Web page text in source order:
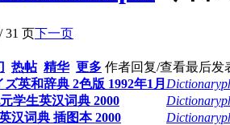
/ 31 页下一页
热帖 精华 更多 作者回复/查看最后发
英和辞典 2色版 1992年1月
学生英汉词典 2000
汉词典 插图本 2000